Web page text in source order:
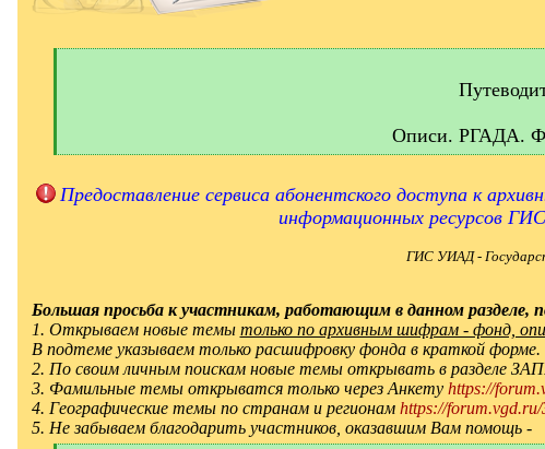
Описи. РГАДА.
[
]
Предоставление сервиса абонентского доступа к
информационных ресурсов
ГИС УИАД -
Большая просьба к участникам, работающим в данном разделе,
1. Открываем новые темы только по архивным шифрам - фонд,
В подтеме указываем только расшифровку фонда в краткой форме.
2. По своим личным поискам новые темы открывать в разделе
3. Фамильные темы открыватся только через Анкету https://
4. Географические темы по странам и регионам https://forum.vgd.ru/
5. Не забываем благодарить участников, оказавшим Вам помощь -